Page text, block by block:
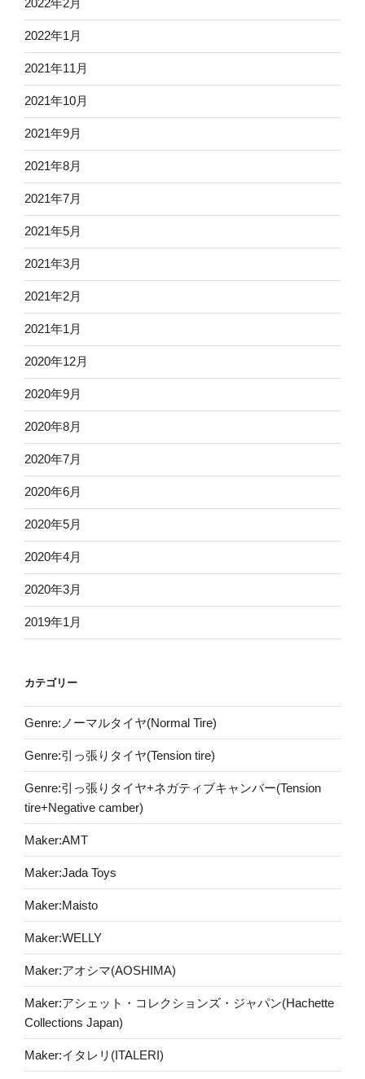
2022年2月
2022年1月
2021年11月
2021年10月
2021年9月
2021年8月
2021年7月
2021年5月
2021年3月
2021年2月
2021年1月
2020年12月
2020年9月
2020年8月
2020年7月
2020年6月
2020年5月
2020年4月
2020年3月
2019年1月
カテゴリー
Genre:ノーマルタイヤ(Normal Tire)
Genre:引っ張りタイヤ(Tension tire)
Genre:引っ張りタイヤ+ネガティブキャンバー(Tension
tire+Negative camber)
Maker:AMT
Maker:Jada Toys
Maker:Maisto
Maker:WELLY
Maker:アオシマ(AOSHIMA)
Maker:アシェット・コレクションズ・ジャパン(Hachette
Collections Japan)
Maker:イタレリ(ITALERI)